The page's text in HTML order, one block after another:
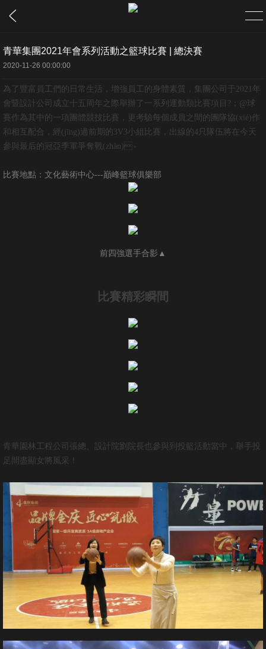
首頁
關于
企業(yè)簡介
組織架構
公司理念
聯(lián)系我們
青華集團2021年會系列活動之籃球比賽 | 總決賽
2020-11-26 00:00:00
為了豐富員工們的日常生活，增強員工的身體素質，集團公司于2021年
會暨設計公司成立十五周年之際舉辦了一系列運動類比賽項目?；@球
賽作為其中的一項團體競技比賽，更考驗每個成員之間的團隊協(xié)作
和相互配合，經(jīng)過前期的3V3小組比賽，出線的4只隊伍將在今天
參與最后的冠亞季軍爭奪戰(zhàn)。
比賽地點：文化藝術中心---巔峰籃球俱樂部
前四強選手合影▲
比賽精彩瞬間
青華園林工程公司張總、設計院劉院長也參與到投籃活動當中，舉手投
足間盡顯女將風采！